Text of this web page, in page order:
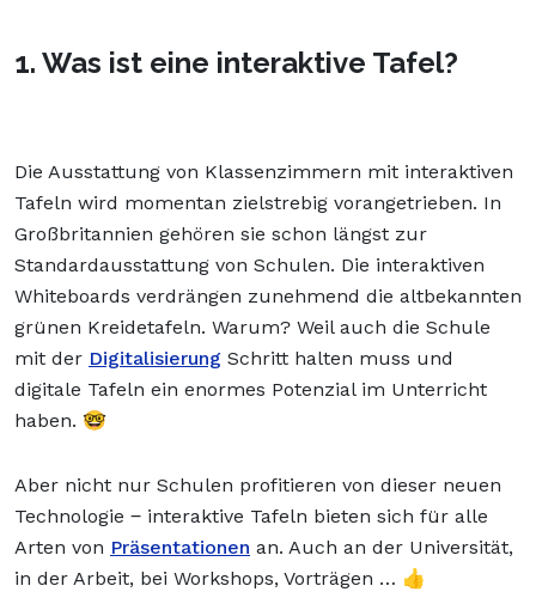
1. Was ist eine interaktive Tafel?
Die Ausstattung von Klassenzimmern mit interaktiven
Tafeln wird momentan zielstrebig vorangetrieben. In
Großbritannien gehören sie schon längst zur
Standardausstattung von Schulen. Die interaktiven
Whiteboards verdrängen zunehmend die altbekannten
grünen Kreidetafeln. Warum? Weil auch die Schule
mit der Digitalisierung Schritt halten muss und
digitale Tafeln ein enormes Potenzial im Unterricht
haben. 🤓
Aber nicht nur Schulen profitieren von dieser neuen
Technologie ‒ interaktive Tafeln bieten sich für alle
Arten von Präsentationen an. Auch an der Universität,
in der Arbeit, bei Workshops, Vorträgen … 👍